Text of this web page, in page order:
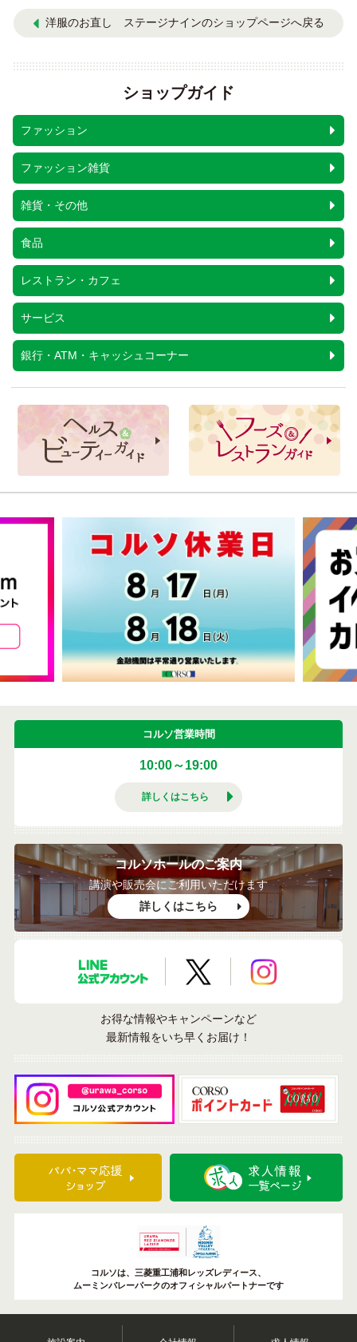
洋服のお直し ステージナインのショップページへ戻る
ショップガイド
ファッション
ファッション雑貨
雑貨・その他
食品
レストラン・カフェ
サービス
銀行・ATM・キャッシュコーナー
コルソ営業時間
10:00～19:00
詳しくはこちら
コルソホールのご案内
講演や販売会にご利用いただけます
詳しくはこちら
LINE公式アカウントX公式アカウント
お得な情報やキャンペーンなど
最新情報をいち早くお届け！
コルソは、三菱重工浦和レッズレディース、
ムーミンバレーパークのオフィシャルパートナーです